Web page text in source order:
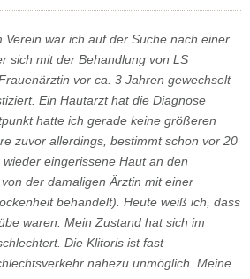
Verein war ich auf der Suche nach einer
sich mit der Behandlung von LS
vor ca. 3 Jahren gewechselt
Ein Hautarzt hat die Diagnose
hatte ich gerade keine größeren
zuvor allerdings, bestimmt schon vor 20
eingerissene Haut an den
der damaligen Ärztin mit einer
behandelt). Heute weiß ich, dass
waren. Mein Zustand hat sich im
Die Klitoris ist fast
nahezu unmöglich. Meine